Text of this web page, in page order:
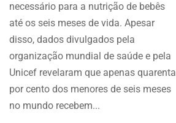
necessário para a nutrição de bebês
até os seis meses de vida. Apesar
disso, dados divulgados pela
organização mundial de saúde e pela
Unicef revelaram que apenas quarenta
por cento dos menores de seis meses
no mundo recebem...